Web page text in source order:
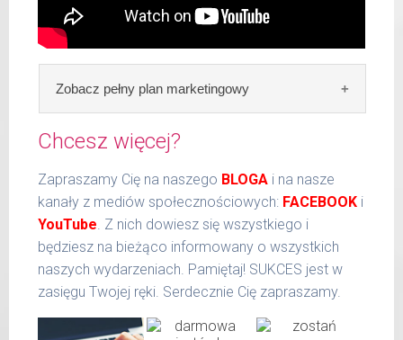
Zobacz pełny plan marketingowy
Chcesz więcej?
Zapraszamy Cię na naszego BLOGA i na nasze
kanały z mediów społecznościowych: FACEBOOK i
YouTube. Z nich dowiesz się wszystkiego i
będziesz na bieżąco informowany o wszystkich
naszych wydarzeniach. Pamiętaj! SUKCES jest w
zasięgu Twojej ręki. Serdecznie Cię zapraszamy.